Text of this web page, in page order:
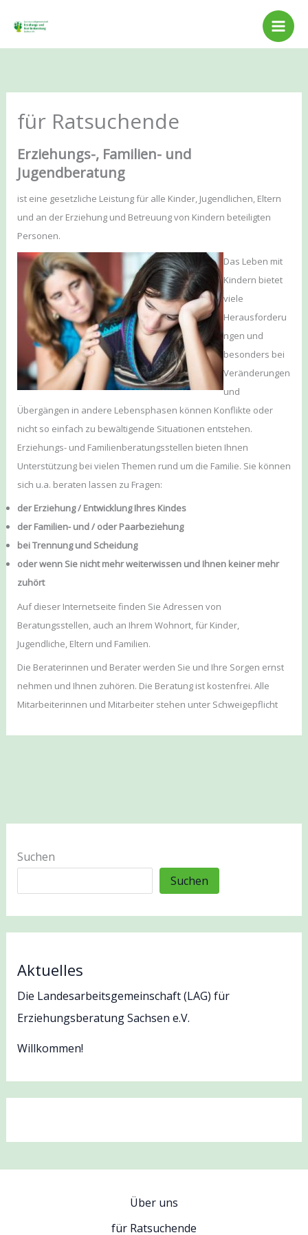
Inhalt
springen
für Ratsuchende
Erziehungs-, Familien- und
Jugendberatung
ist eine gesetzliche Leistung für alle Kinder, Jugendlichen, Eltern
und an der Erziehung und Betreuung von Kindern beteiligten
Personen.
Das Leben mit
Kindern bietet
viele
Herausforderu
ngen und
besonders bei
Veränderungen
und
Übergängen in andere Lebensphasen können Konflikte oder
nicht so einfach zu bewältigende Situationen entstehen.
Erziehungs- und Familienberatungsstellen bieten Ihnen
Unterstützung bei vielen Themen rund um die Familie. Sie können
sich u.a. beraten lassen zu Fragen:
der Erziehung / Entwicklung Ihres Kindes
der Familien- und / oder Paarbeziehung
bei Trennung und Scheidung
oder wenn Sie nicht mehr weiterwissen und Ihnen keiner mehr
zuhört
Auf dieser Internetseite finden Sie Adressen von
Beratungsstellen, auch an Ihrem Wohnort, für Kinder,
Jugendliche, Eltern und Familien.
Die Beraterinnen und Berater werden Sie und Ihre Sorgen ernst
nehmen und Ihnen zuhören. Die Beratung ist kostenfrei. Alle
Mitarbeiterinnen und Mitarbeiter stehen unter Schweigepflicht
Suchen
Suchen
Aktuelles
Die Landesarbeitsgemeinschaft (LAG) für
Erziehungsberatung Sachsen e.V.
Willkommen!
Über uns
für Ratsuchende